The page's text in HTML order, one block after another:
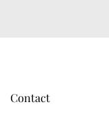
Contact